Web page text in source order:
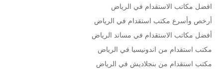
افضل مكاتب الاستقدام في الرياض
أرخص وأسرع مكتب استقدام في الرياض
أفضل مكاتب الاستقدام في مساند الرياض
مكتب استقدام من اندونيسيا في الرياض
مكتب استقدام من بنجلاديش في الرياض